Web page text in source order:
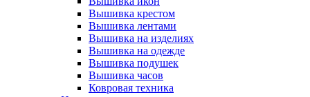
Вышивка крестом
Вышивка лентами
Вышивка на изделиях
Вышивка на одежде
Вышивка подушек
Вышивка часов
Ковровая техника